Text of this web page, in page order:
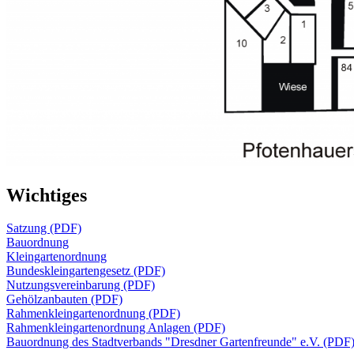
Wichtiges
Satzung (PDF)
Bauordnung
Kleingartenordnung
Bundeskleingartengesetz (PDF)
Nutzungsvereinbarung (PDF)
Gehölzanbauten (PDF)
Rahmenkleingartenordnung (PDF)
Rahmenkleingartenordnung Anlagen (PDF)
Bauordnung des Stadtverbands "Dresdner Gartenfreunde" e.V. (PDF)